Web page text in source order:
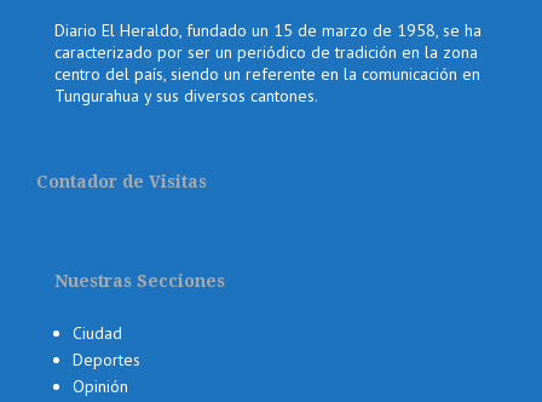
Diario El Heraldo, fundado un 15 de marzo de 1958, se ha
caracterizado por ser un periódico de tradición en la zona
centro del país, siendo un referente en la comunicación en
Tungurahua y sus diversos cantones.
Contador de Visitas
Nuestras Secciones
Ciudad
Deportes
Opinión